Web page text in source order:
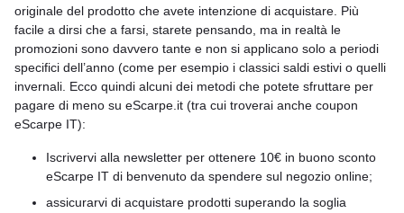
originale del prodotto che avete intenzione di acquistare. Più
facile a dirsi che a farsi, starete pensando, ma in realtà le
promozioni sono davvero tante e non si applicano solo a periodi
specifici dell’anno (come per esempio i classici saldi estivi o quelli
invernali. Ecco quindi alcuni dei metodi che potete sfruttare per
pagare di meno su eScarpe.it (tra cui troverai anche coupon
eScarpe IT):
Iscrivervi alla newsletter per ottenere 10€ in buono sconto
eScarpe IT di benvenuto da spendere sul negozio online;
assicurarvi di acquistare prodotti superando la soglia